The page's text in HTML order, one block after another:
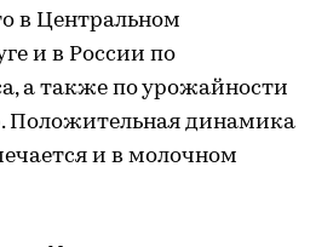
в Центральном
и в России по
а также по урожайности
Положительная динамика
и в молочном